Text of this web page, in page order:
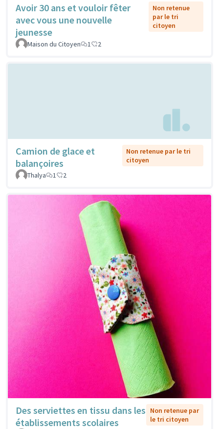
Avoir 30 ans et vouloir fêter
avec vous une nouvelle
jeunesse
Non retenue
par le tri
citoyen
Maison du Citoyen 1 2
Camion de glace et
balançoires
Non retenue par le tri
citoyen
Thalya
1 2
Des serviettes en tissu dans les
établissements scolaires
Non retenue par
le tri citoyen